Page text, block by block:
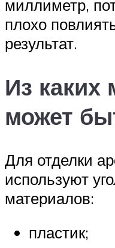
миллиметр,
плохо
результат.
Из каких
может
Для отделки
используют
материалов:
пластик;